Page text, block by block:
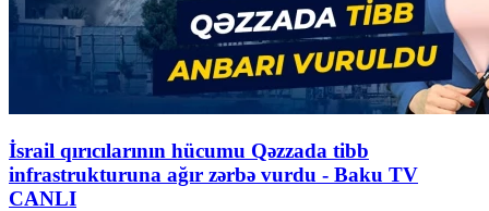
İsrail qırıcılarının hücumu Qəzzada tibb
infrastrukturuna ağır zərbə vurdu - Baku TV
CANLI